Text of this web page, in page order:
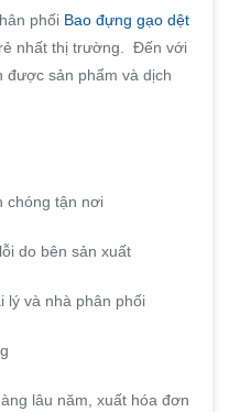
phối Bao đựng gạo dệt
nhất thị trường. Đến với
được sản phẩm và dịch
chóng tận nơi
do bên sản xuất
lý và nhà phân phối
lâu năm, xuất hóa đơn